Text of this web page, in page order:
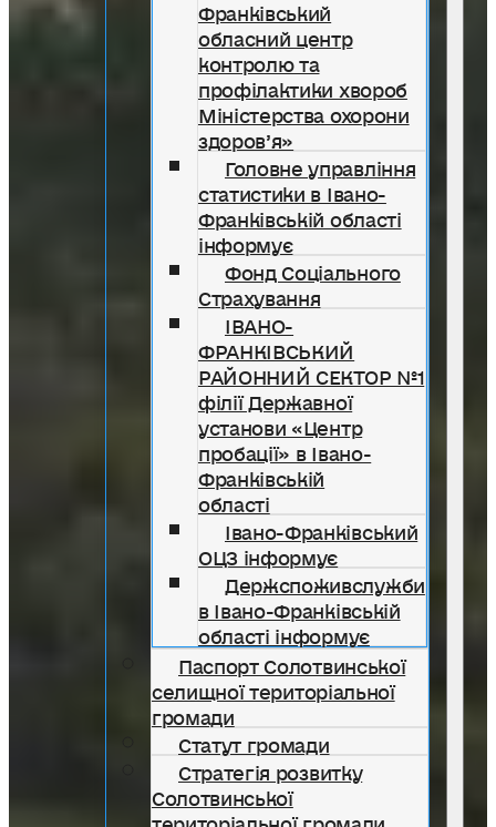
Франківський
обласний центр
контролю та
профілактики хвороб
Міністерства охорони
здоров’я»
Головне управління
статистики в Івано-
Франківській області
інформує
Фонд Соціального
Страхування
ІВАНО-
ФРАНКІВСЬКИЙ
РАЙОННИЙ СЕКТОР №1
філії Державної
установи «Центр
пробації» в Івано-
Франківській
області
Івано-Франківський
ОЦЗ інформує
Держспоживслужби
в Івано-Франківській
області інформує
Паспорт Солотвинської
селищної територіальної
громади
Статут громади
Стратегія розвитку
Солотвинської
територіальної громади